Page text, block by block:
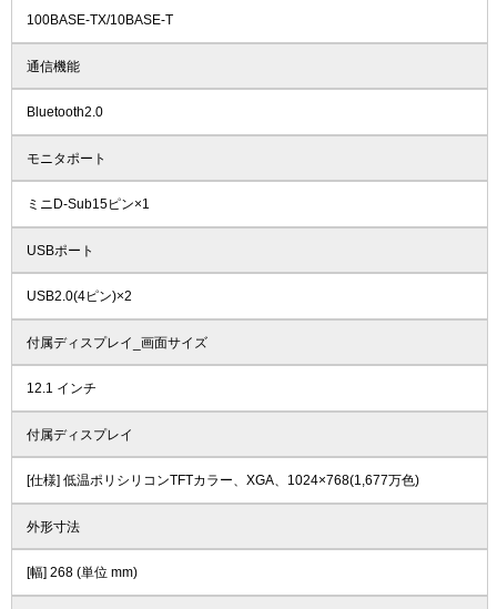
100BASE-TX/10BASE-T
通信機能
Bluetooth2.0
モニタポート
ミニD-Sub15ピン×1
USBポート
USB2.0(4ピン)×2
付属ディスプレイ_画面サイズ
12.1 インチ
付属ディスプレイ
[仕様] 低温ポリシリコンTFTカラー、XGA、1024×768(1,677万色)
外形寸法
[幅] 268 (単位 mm)